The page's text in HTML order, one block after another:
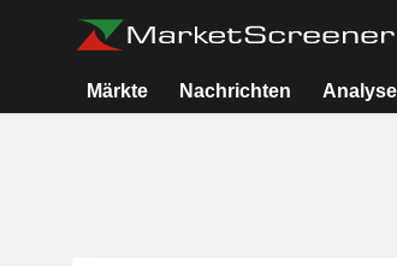
Märkte Nachrichten